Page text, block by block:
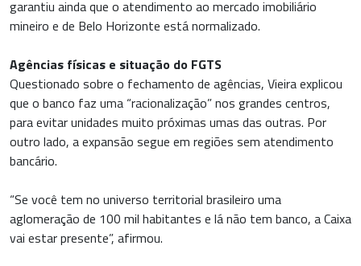
garantiu ainda que o atendimento ao mercado imobiliário
mineiro e de Belo Horizonte está normalizado.
Agências físicas e situação do FGTS
Questionado sobre o fechamento de agências, Vieira explicou
que o banco faz uma “racionalização” nos grandes centros,
para evitar unidades muito próximas umas das outras. Por
outro lado, a expansão segue em regiões sem atendimento
bancário.
“Se você tem no universo territorial brasileiro uma
aglomeração de 100 mil habitantes e lá não tem banco, a Caixa
vai estar presente”, afirmou.